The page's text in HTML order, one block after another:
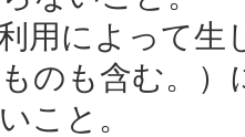
用によって
のも含む。
こと。